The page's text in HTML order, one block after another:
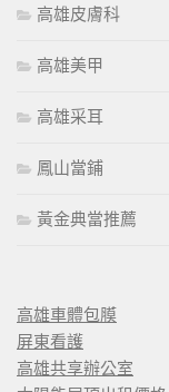
高雄皮膚科
高雄美甲
高雄采耳
鳳山當鋪
黃金典當推薦
高雄車體包膜
屏東看護
高雄共享辦公室